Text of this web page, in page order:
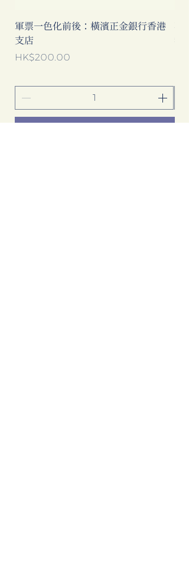
軍票一色化前後：橫濱正金銀行香港
支店
價格
HK$200.00
不